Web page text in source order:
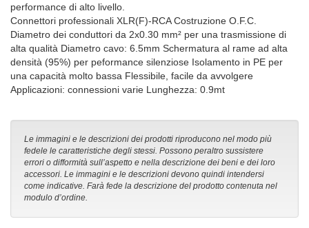
performance di alto livello.
Connettori professionali XLR(F)-RCA Costruzione O.F.C.
Diametro dei conduttori da 2x0.30 mm² per una trasmissione di
alta qualità Diametro cavo: 6.5mm Schermatura al rame ad alta
densità (95%) per peformance silenziose Isolamento in PE per
una capacità molto bassa Flessibile, facile da avvolgere
Applicazioni: connessioni varie Lunghezza: 0.9mt
Le immagini e le descrizioni dei prodotti riproducono nel modo più
fedele le caratteristiche degli stessi. Possono peraltro sussistere
errori o difformità sull’aspetto e nella descrizione dei beni e dei loro
accessori. Le immagini e le descrizioni devono quindi intendersi
come indicative. Farà fede la descrizione del prodotto contenuta nel
modulo d’ordine.